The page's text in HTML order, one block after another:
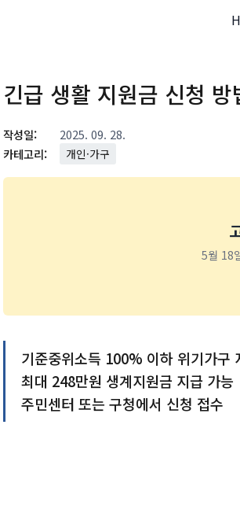
긴급 생활 지원금 신청 방
작성일:
2025. 09. 28.
카테고리:
개인·가구
5월 18
기준중위소득 100% 이하 위기가구
최대 248만원 생계지원금 지급 가능
주민센터 또는 구청에서 신청 접수